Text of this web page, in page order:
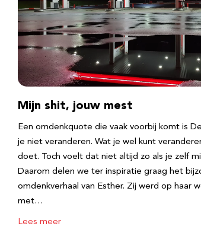
Mijn shit, jouw mest
Een omdenkquote die vaak voorbij komt is
je niet veranderen. Wat je wel kunt
doet. Toch voelt dat niet altijd zo als je zelf
Daarom delen we ter inspiratie graag het
omdenkverhaal van Esther. Zij werd op haar
met…
Lees meer